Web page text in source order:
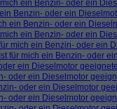
mich ein Benzin- oder ein
Benzin- oder ein
ein Benzin- oder ein
mich ein Benzin- oder ein
mich ein Benzin- oder ein
für mich ein Benzin- oder
ein Dieselmotor
oder ein Dieselmotor
oder ein Dieselmotor
oder ein Dieselmotor